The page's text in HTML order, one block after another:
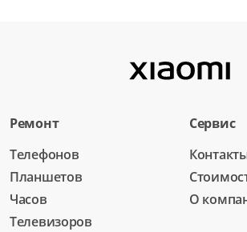
Ремонт
Телефонов
Планшетов
Часов
Телевизоров
Сервис
О